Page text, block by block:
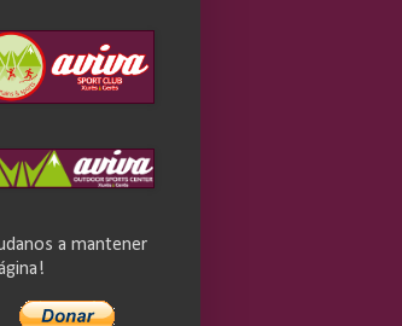
a mantener